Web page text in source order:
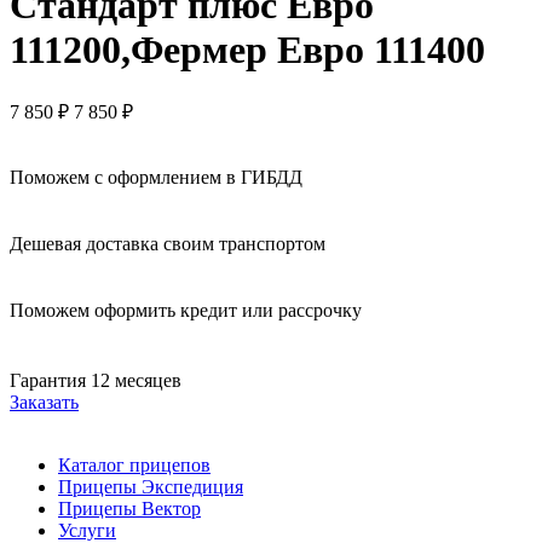
111200,Фермер Евро 111400
7 850 ₽ 7 850 ₽
Поможем с оформлением в ГИБДД
Дешевая доставка своим транспортом
Поможем оформить кредит или рассрочку
Гарантия 12 месяцев
Заказать
Каталог прицепов
Прицепы Экспедиция
Прицепы Вектор
Услуги